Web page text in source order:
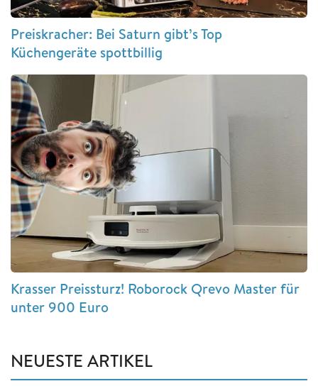
Preiskracher: Bei Saturn gibt’s Top
Küchengeräte spottbillig
Krasser Preissturz! Roborock Qrevo Master für
unter 900 Euro
NEUESTE ARTIKEL